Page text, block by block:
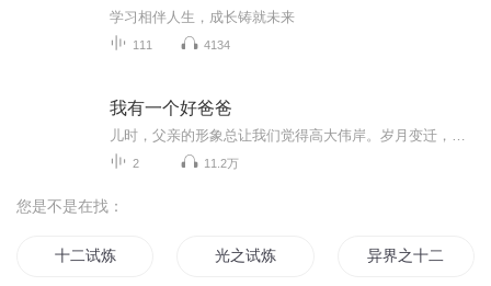
学习相伴人生，成长铸就未来
111 4134
我有一个好爸爸
2 11.2万
您是不是在找：
十二试炼 光之试炼 异界之十二试炼